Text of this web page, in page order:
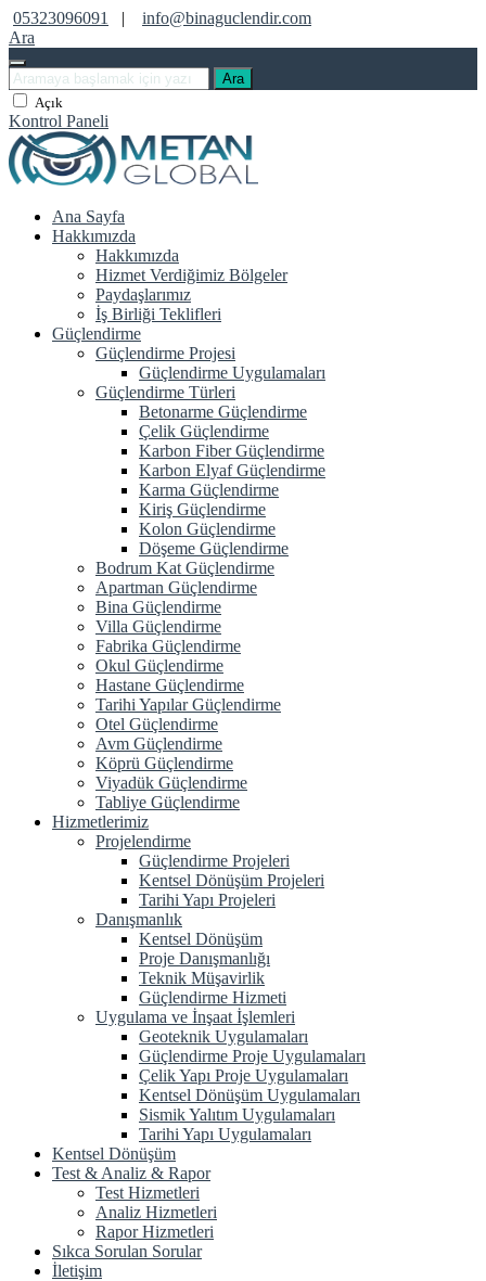
05323096091 |
info@binaguclendir.com
Ara
Ara
Açık
Kontrol Paneli
Ana Sayfa
Hakkımızda
Hakkımızda
Hizmet Verdiğimiz Bölgeler
Paydaşlarımız
İş Birliği Teklifleri
Güçlendirme
Güçlendirme Projesi
Güçlendirme Uygulamaları
Güçlendirme Türleri
Betonarme Güçlendirme
Çelik Güçlendirme
Karbon Fiber Güçlendirme
Karbon Elyaf Güçlendirme
Karma Güçlendirme
Kiriş Güçlendirme
Kolon Güçlendirme
Döşeme Güçlendirme
Bodrum Kat Güçlendirme
Apartman Güçlendirme
Bina Güçlendirme
Villa Güçlendirme
Fabrika Güçlendirme
Okul Güçlendirme
Hastane Güçlendirme
Tarihi Yapılar Güçlendirme
Otel Güçlendirme
Avm Güçlendirme
Köprü Güçlendirme
Viyadük Güçlendirme
Tabliye Güçlendirme
Hizmetlerimiz
Projelendirme
Güçlendirme Projeleri
Kentsel Dönüşüm Projeleri
Tarihi Yapı Projeleri
Danışmanlık
Kentsel Dönüşüm
Proje Danışmanlığı
Teknik Müşavirlik
Güçlendirme Hizmeti
Uygulama ve İnşaat İşlemleri
Geoteknik Uygulamaları
Güçlendirme Proje Uygulamaları
Çelik Yapı Proje Uygulamaları
Kentsel Dönüşüm Uygulamaları
Sismik Yalıtım Uygulamaları
Tarihi Yapı Uygulamaları
Kentsel Dönüşüm
Test & Analiz & Rapor
Test Hizmetleri
Analiz Hizmetleri
Rapor Hizmetleri
Sıkca Sorulan Sorular
İletişim